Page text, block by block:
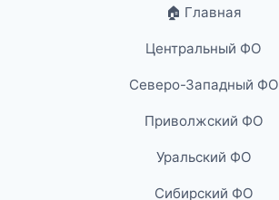
🏠 Главная
Центральный ФО
Северо-Западный ФО
Приволжский ФО
Уральский ФО
Сибирский ФО